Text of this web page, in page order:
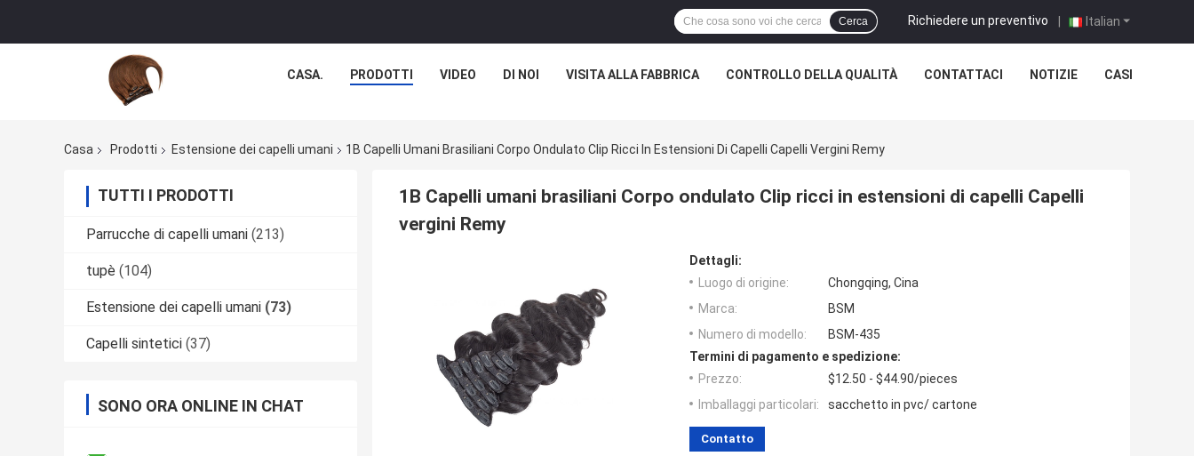
Italian
Richiedere un preventivo |
Cerca
CASA. PRODOTTI VIDEO DI NOI VISITA ALLA FABBRICA CONTROLLO DELLA QUALITÀ CONTATTACI NOTIZIE CASI
Casa Prodotti Estensione dei capelli umani 1B Capelli Umani Brasiliani Corpo Ondulato Clip Ricci In Estensioni Di Capelli Capelli Vergini Remy
TUTTI I PRODOTTI
Parrucche di capelli umani (213)
tupè (104)
Estensione dei capelli umani (73)
Capelli sintetici (37)
SONO ORA ONLINE IN CHAT
1B Capelli umani brasiliani Corpo ondulato Clip ricci in estensioni di capelli Capelli
vergini Remy
Dettagli:
Luogo di origine:
Chongqing, Cina
Marca:
BSM
Numero di modello:
BSM-435
Termini di pagamento e spedizione:
Prezzo:
$12.50 - $44.90/pieces
Imballaggi particolari:
sacchetto in pvc/ cartone
Contatto